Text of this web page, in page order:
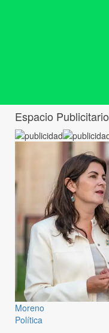
Espacio Publicitario
Moreno
Política